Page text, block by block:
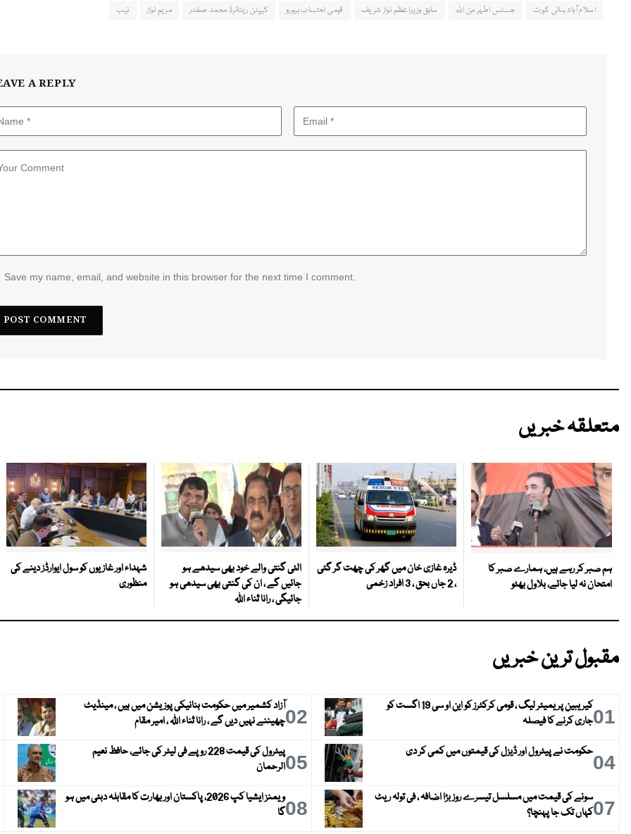
اسلام آباد ہائی کورٹ جسٹس اطہر من اللہ سابق وزیراعظم نواز شریف قومی احتساب بیورو کیپٹن ریٹائرڈ محمد صفدر مریم نواز نیب
A REPLY
Save my name, email, and website in this browser for the next time I comment.
متعلقہ خبریں
ہم صبر کر رہے ہیں، ہمارے صبر کا
امتحان نہ لیا جائے، بلاول بھٹو
ڈیرہ غازی خان میں گھر کی چھت گر گئی
، 2 جاں بحق ، 3 افراد زخمی
الٹی گنتی والے خود بھی سیدھے ہو
جائیں گے ، ان کی گنتی بھی سیدھی ہو
جائیگی ، رانا ثناء اللہ
شہداء اور غازیوں کو سول ایوارڈز دینے کی
منظوری
مقبول ترین خبریں
01
کیریبین پریمیئر لیگ ، قومی کرکٹرز کو این او سی 19 اگست کو
جاری کرنے کا فیصلہ
02آزاد کشمیر میں حکومت بنانیکی پوزیشن میں ہیں ، مینڈیٹ
چھیننے نہیں دیں گے ، رانا ثناء اللہ ، امیر مقام
04حکومت نے پیٹرول اور ڈیزل کی قیمتوں میں کمی کر دی 05
پیٹرول کی قیمت 228 روپے فی لیٹر کی جائے، حافظ نعیم
الرحمان
07سونے کی قیمت میں مسلسل تیسرے روز بڑا اضافہ ، فی تولہ ریٹ
کہاں تک جا پہنچا؟
08
ویمنز ایشیا کپ 2026، پاکستان اور بھارت کا مقابلہ دبئی میں ہو
گا